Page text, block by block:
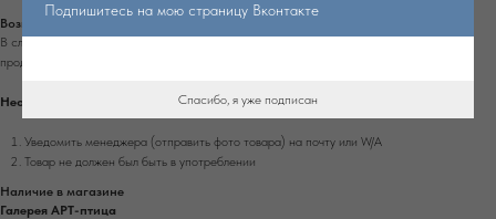
Возврат
В случае обнаружения дефекта на изделии, которое не было оговорено заранее с
продавцом, вы можете вернуть изделие в течение 7 дней с момента получения.
Необходимо:
Уведомить менеджера (отправить фото товара) на почту или W/А
Товар не должен был быть в употреблении
Наличие в магазине
Галерея АРТ-птица
Подпишитесь на мою страницу Вконтакте
Спасибо, я уже подписан